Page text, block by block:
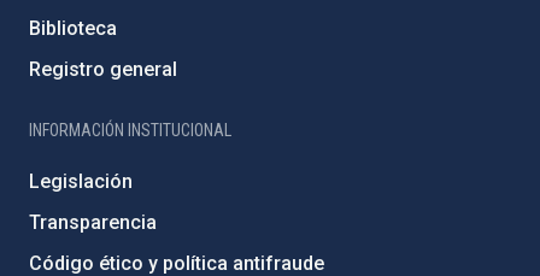
Biblioteca
Registro general
INFORMACIÓN INSTITUCIONAL
Legislación
Transparencia
Código ético y política antifraude